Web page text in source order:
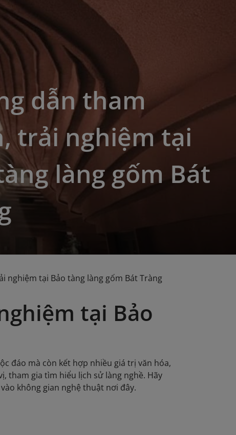
dẫn tham
trải nghiệm tại
làng gốm Bát
nghiệm tại Bảo tàng làng gốm Bát Tràng
tại Bảo
đáo mà còn kết hợp nhiều giá trị văn hóa,
tham gia tìm hiểu lịch sử làng nghề. Hãy
không gian nghệ thuật nơi đây.